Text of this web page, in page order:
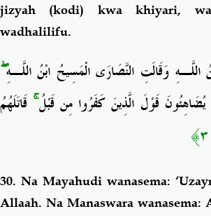
jizyah (kodi) kwa khiyari,
wadhalilifu.
اللَّـهِ وَقَالَتِ النَّصَارَى الْمَسِيحُ ابْنُ اللَّـهِۖ
يُضَاهِئُونَ قَوْلَ الَّذِينَ كَفَرُوا مِن قَبْلُۚ قَاتَلَهُمُ
30. Na Mayahudi wanasema:
Allaah. Na Manaswara wanasema: